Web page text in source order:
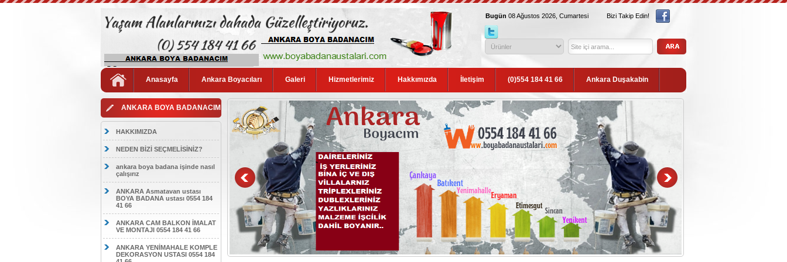
Bugün 08 Ağustos 2026, Cumartesi Bizi Takip Edin!
Anasayfa Ankara Boyacıları Galeri Hizmetlerimiz Hakkımızda İletişim (0)554 184 41 66 Ankara Duşakabin
ANKARA BOYA BADANACIM
HAKKIMIZDA
NEDEN BİZİ SEÇMELİSİNİZ?
ankara boya badana işinde nasıl
çalışırız
ANKARA Asmatavan ustası
BOYA BADANA ustası 0554 184
41 66
ANKARA CAM BALKON İMALAT
VE MONTAJI 0554 184 41 66
ANKARA YENİMAHALE KOMPLE
DEKORASYON USTASI 0554 184